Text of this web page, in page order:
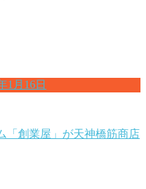
1月16日
「創業屋」が天神橋筋商店